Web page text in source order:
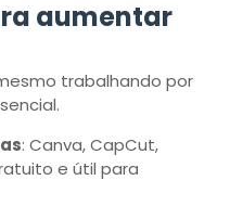
aumentar
trabalhando por
: Canva, CapCut,
e útil para